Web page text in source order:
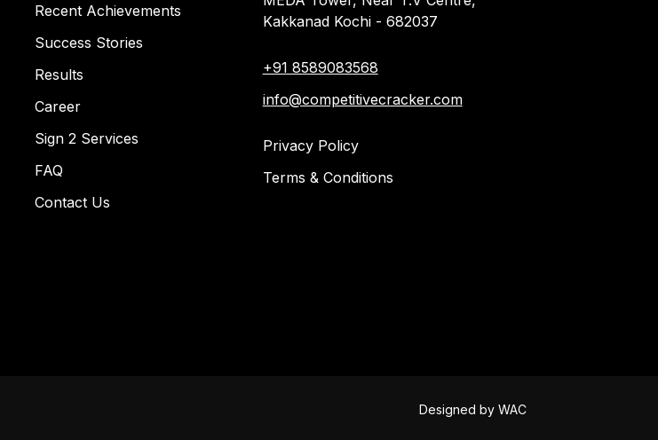
Recent Achievements
Success Stories
Results
Career
Sign 2 Services
FAQ
Contact Us
Kakkanad Kochi - 682037
+91 8589083568
info@competitivecracker.com
Privacy Policy
Terms & Conditions
Designed by WAC